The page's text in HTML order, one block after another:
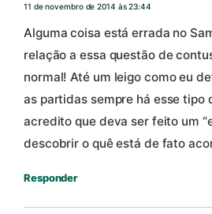
11 de novembro de 2014 às 23:44
Alguma coisa está errada no
relação a essa questão de
normal! Até um leigo como eu
as partidas sempre há esse tipo
acredito que deva ser feito um
descobrir o quê está de fato
Responder